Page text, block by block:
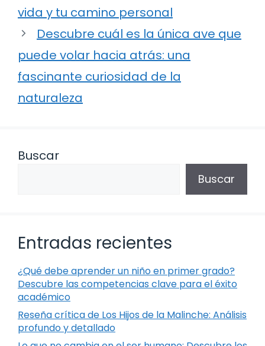
vida y tu camino personal
Descubre cuál es la única ave que
puede volar hacia atrás: una
fascinante curiosidad de la
naturaleza
Buscar
Buscar
Entradas recientes
¿Qué debe aprender un niño en primer grado?
Descubre las competencias clave para el éxito
académico
Reseña crítica de Los Hijos de la Malinche: Análisis
profundo y detallado